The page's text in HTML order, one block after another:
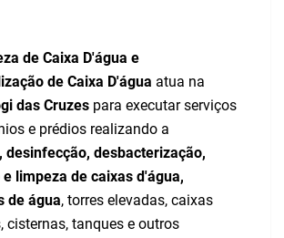
de Caixa D'água e
de Caixa D'água atua na
das Cruzes para executar serviços
e prédios realizando a
desinfecção, desbacterização,
limpeza de caixas d'água,
de água, torres elevadas, caixas
cisternas, tanques e outros